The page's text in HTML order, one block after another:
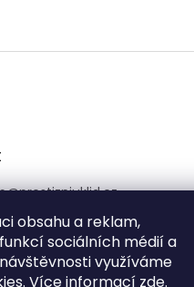
obsahu a reklam,
sociálních médií a
využíváme
Více informací zde.
@prestizniuklid.cz